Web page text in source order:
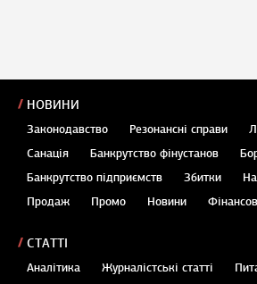
НОВИНИ
Законодавство Резонансні справи
Санація
Банкрутство фінустанов
Банкрутство підприємств
Збитки
Продаж
Промо Новини
СТАТТІ
Аналітика Журналістські статті